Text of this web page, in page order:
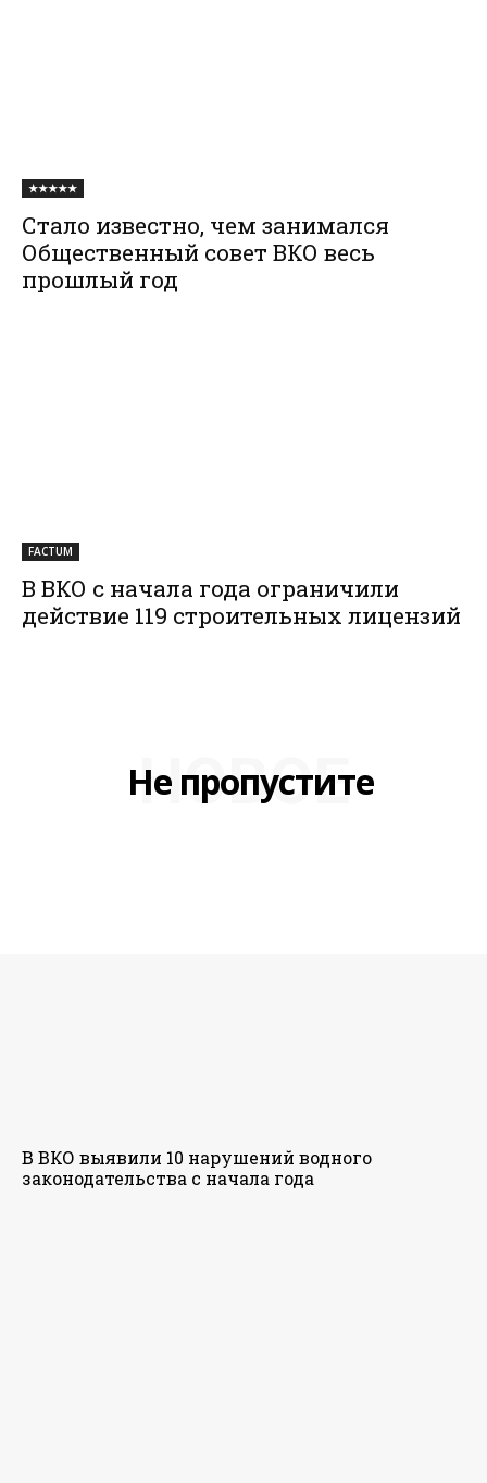
★★★★★
Стало известно, чем занимался
Общественный совет ВКО весь
прошлый год
FACTUM
В ВКО с начала года ограничили
действие 119 строительных лицензий
Не пропустите
НОВОЕ
В ВКО выявили 10 нарушений водного
законодательства с начала года